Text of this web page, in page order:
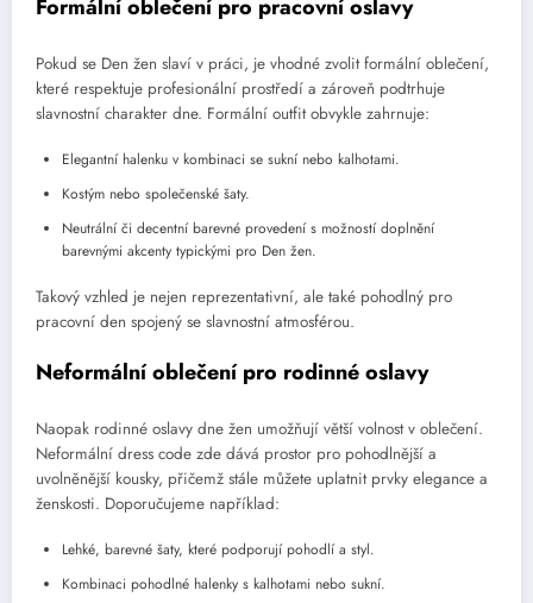
Formální oblečení pro pracovní oslavy
Pokud se Den žen slaví v práci, je vhodné zvolit formální oblečení,
které respektuje profesionální prostředí a zároveň podtrhuje
slavnostní charakter dne. Formální outfit obvykle zahrnuje:
Elegantní halenku v kombinaci se sukní nebo kalhotami.
Kostým nebo společenské šaty.
Neutrální či decentní barevné provedení s možností doplnění
barevnými akcenty typickými pro Den žen.
Takový vzhled je nejen reprezentativní, ale také pohodlný pro
pracovní den spojený se slavnostní atmosférou.
Neformální oblečení pro rodinné oslavy
Naopak rodinné oslavy dne žen umožňují větší volnost v oblečení.
Neformální dress code zde dává prostor pro pohodlnější a
uvolněnější kousky, přičemž stále můžete uplatnit prvky elegance a
ženskosti. Doporučujeme například:
Lehké, barevné šaty, které podporují pohodlí a styl.
Kombinaci pohodlné halenky s kalhotami nebo sukní.